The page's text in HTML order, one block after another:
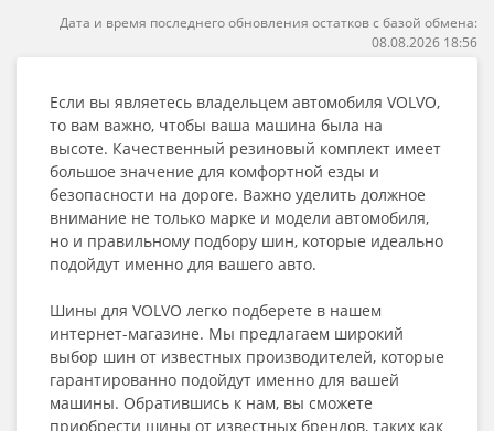
Дата и время последнего обновления остатков с базой обмена:
08.08.2026 18:56
Если вы являетесь владельцем автомобиля VOLVO,
то вам важно, чтобы ваша машина была на
высоте. Качественный резиновый комплект имеет
большое значение для комфортной езды и
безопасности на дороге. Важно уделить должное
внимание не только марке и модели автомобиля,
но и правильному подбору шин, которые идеально
подойдут именно для вашего авто.
Шины для VOLVO легко подберете в нашем
интернет-магазине. Мы предлагаем широкий
выбор шин от известных производителей, которые
гарантированно подойдут именно для вашей
машины. Обратившись к нам, вы сможете
приобрести шины от известных брендов, таких как